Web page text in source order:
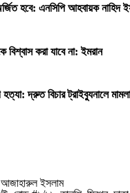
হবে: এনসিপি আহবায়ক নাহিদ
করা যাবে না: ইমরান
হত্যা: দ্রুত বিচার ট্রাইব্যুনালে
ইসলাম